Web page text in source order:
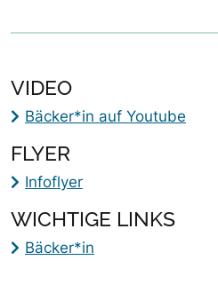
VIDEO
Bäcker*in auf Youtube
FLYER
Infoflyer
WICHTIGE LINKS
Bäcker*in